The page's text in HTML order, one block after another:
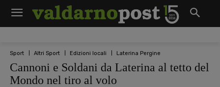
Sport Altri Sport Edizioni locali Laterina Pergine
Cannoni e Soldani da Laterina al tetto del
Mondo nel tiro al volo